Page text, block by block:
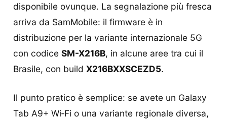
disponibile ovunque. La segnalazione più fresca
arriva da SamMobile: il firmware è in
distribuzione per la variante internazionale 5G
con codice SM-X216B, in alcune aree tra cui il
Brasile, con build X216BXXSCEZD5.
Il punto pratico è semplice: se avete un Galaxy
Tab A9+ Wi‑Fi o una variante regionale diversa,